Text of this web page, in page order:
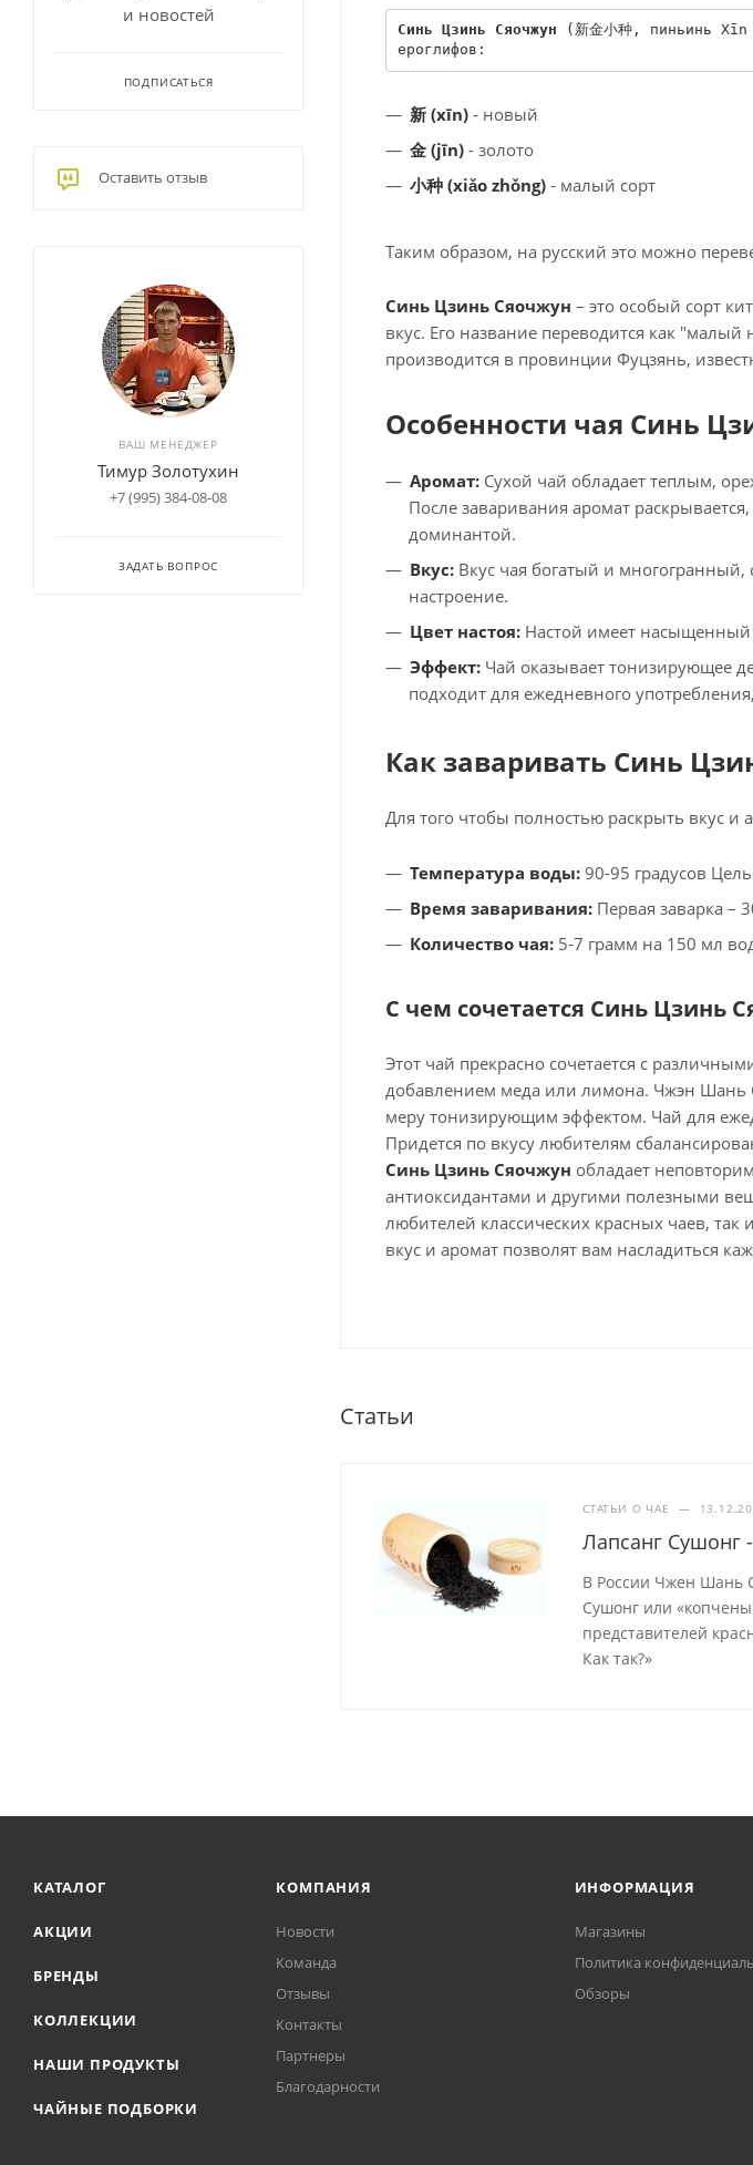
Синь Цзинь Сяочжун (新金小种, пиньинь
ероглифов:
新 (xīn) - новый
金 (jīn) - золото
小种 (xiǎo zhǒng) - малый сорт
Таким образом, на русский это можно
Синь Цзинь Сяочжун – это особый сорт
вкус. Его название переводится как
производится в провинции Фуцзянь,
Особенности чая Синь
Аромат: Сухой чай обладает теплым,
После заваривания аромат
доминантой.
Вкус: Вкус чая богатый и многогранный,
настроение.
Цвет настоя: Настой имеет
Эффект: Чай оказывает тонизирующее
подходит для ежедневного
Как заваривать Синь
Для того чтобы полностью раскрыть вкус и
Температура воды: 90-95 градусов
Время заваривания: Первая заварка –
Количество чая: 5-7 грамм на 150 мл
С чем сочетается Синь Цзинь
Этот чай прекрасно сочетается с
добавлением меда или лимона. Чжэн Шань
меру тонизирующим эффектом. Чай для
Придется по вкусу любителям
Синь Цзинь Сяочжун обладает
антиоксидантами и другими полезными
любителей классических красных чаев,
вкус и аромат позволят вам насладиться
Статьи
СТАТЬИ О ЧАЕ —
Лапсанг Сушонг
В России Чжен Шань
Сушонг или
представителей
Как так?»
и новостей
ПОДПИСАТЬСЯ
Оставить отзыв
ВАШ МЕНЕДЖЕР
Тимур Золотухин
+7 (995) 384-08-08
ЗАДАТЬ ВОПРОС
КАТАЛОГ
АКЦИИ
БРЕНДЫ
КОЛЛЕКЦИИ
НАШИ ПРОДУКТЫ
ЧАЙНЫЕ ПОДБОРКИ
КОМПАНИЯ
Новости
Команда
Отзывы
Контакты
Партнеры
Благодарности
ИНФОРМАЦИЯ
Магазины
Политика
Обзоры